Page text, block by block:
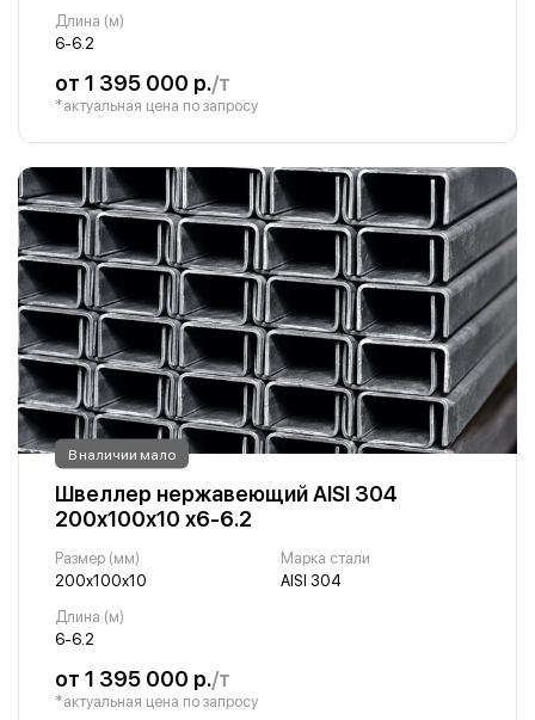
Длина (м)
6-6.2
от 1 395 000 р./т
*актуальная цена по запросу
В наличии мало
Швеллер нержавеющий AISI 304
200х100х10 х6-6.2
Размер (мм)
200х100х10
Марка стали
AISI 304
Длина (м)
6-6.2
от 1 395 000 р./т
*актуальная цена по запросу